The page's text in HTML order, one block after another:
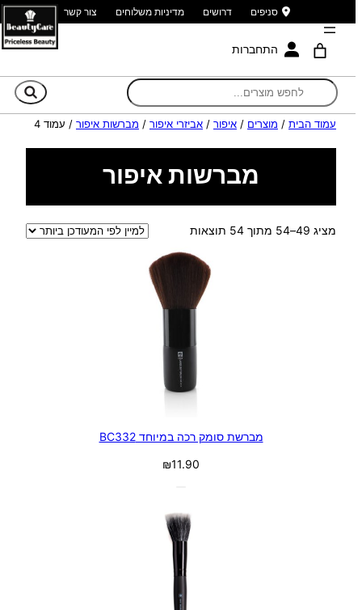
סניפים דרושים מדיניות משלוחים צור קשר
התחברות
עמוד הבית / מוצרים / איפור / אביזרי איפור / מברשות איפור / עמוד 4
מברשות איפור
מציג 49–54 מתוך 54 תוצאות
ממוין
הפריט
העדכני
מברשת סומק רכה במיוחד BC332
₪11.90